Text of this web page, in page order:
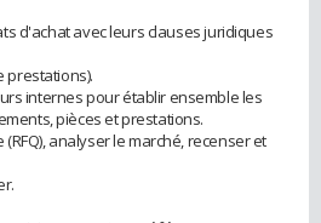
d'achat avec leurs clauses juridiques
prestations).
internes pour établir ensemble les
pièces et prestations.
analyser le marché, recenser et